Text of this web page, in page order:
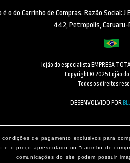
do Carrinho de Compras. Razão Social:
442, Petropolis, Caruaru-
lojão do especialista EMPRESA
Copyright © 2025 Lojão
Todos os direitos
DESENVOLVIDO POR
de pagamento exclusivos para
o preço apresentado no “carrinho de
comunicações do site podem possuir